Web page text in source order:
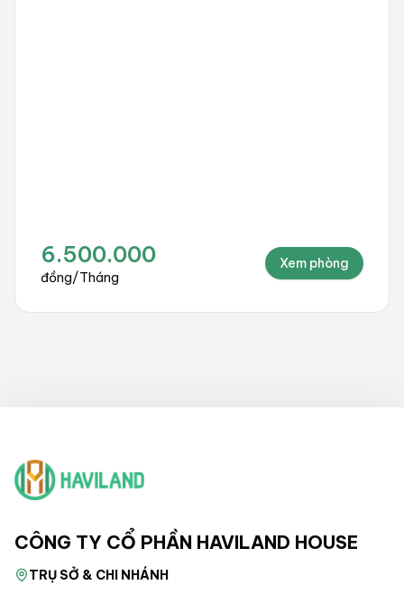
6.500.000
đồng/Tháng
Xem phòng
CÔNG TY CỔ PHẦN HAVILAND HOUSE
TRỤ SỞ & CHI NHÁNH